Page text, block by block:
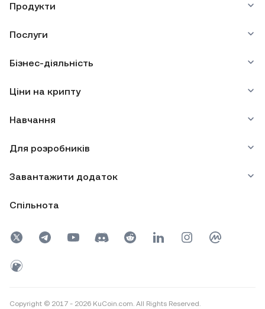
Продукти
Послуги
Бізнес-діяльність
Ціни на крипту
Навчання
Для розробників
Завантажити додаток
Спільнота
Copyright © 2017 - 2026 KuCoin.com. All Rights Reserved.